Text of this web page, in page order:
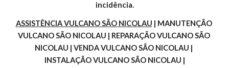
incidência.
ASSISTÊNCIA VULCANO SÃO NICOLAU | MANUTENÇÃO
VULCANO SÃO NICOLAU | REPARAÇÃO VULCANO SÃO
NICOLAU | VENDA VULCANO SÃO NICOLAU |
INSTALAÇÃO VULCANO SÃO NICOLAU |